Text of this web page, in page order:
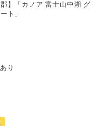
郡】「カノア 富士山中湖 グ
ト」
り